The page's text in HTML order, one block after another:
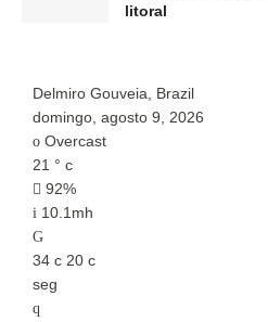
litoral
Delmiro Gouveia, Brazil
domingo, agosto 9, 2026
Overcast
21 ° c
92%
10.1mh
34 c 20 c
seg